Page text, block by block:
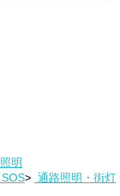
明
> 通路照明・街灯